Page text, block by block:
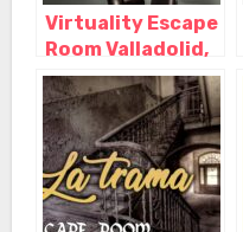
Virtuality Escape
Room Valladolid,
Valladolid –
Castilla y León